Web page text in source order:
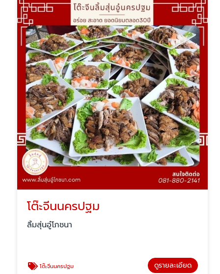
โต๊ะจีนนครปฐม
ลิ้มสุ่นอู๋โภชนา
โต๊ะจีนนครปฐม ดูรายละเอียด